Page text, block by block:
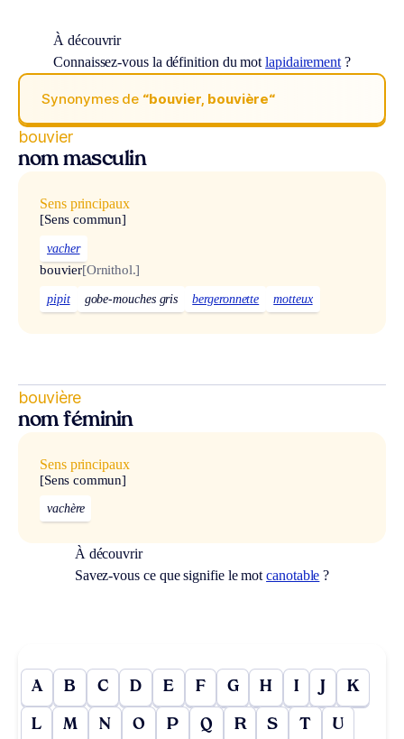
À découvrir
Connaissez-vous la définition du motlapidairement ?
Synonymes de “bouvier, bouvière“
bouvier
nom masculin
Sens principaux
[Sens commun]
vacher
bouvier[Ornithol.]
pipit gobe-mouches gris bergeronnette motteux
bouvière
nom féminin
Sens principaux
[Sens commun]
vachère
À découvrir
Savez-vous ce que signifie le motcanotable ?
A B C D E F G H I J K
L M N O P Q R S T U